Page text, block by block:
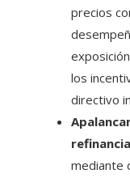
precios
los
directivo
mediante